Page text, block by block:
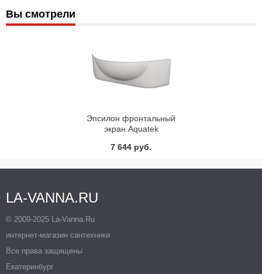
Вы смотрели
Эпсилон фронтальный
экран Aquatek
7 644 руб.
LA-VANNA.RU
© 2009-2025 La-Vanna.Ru
интернет-магазин сантехники
Все права защищены
Екатеринбург